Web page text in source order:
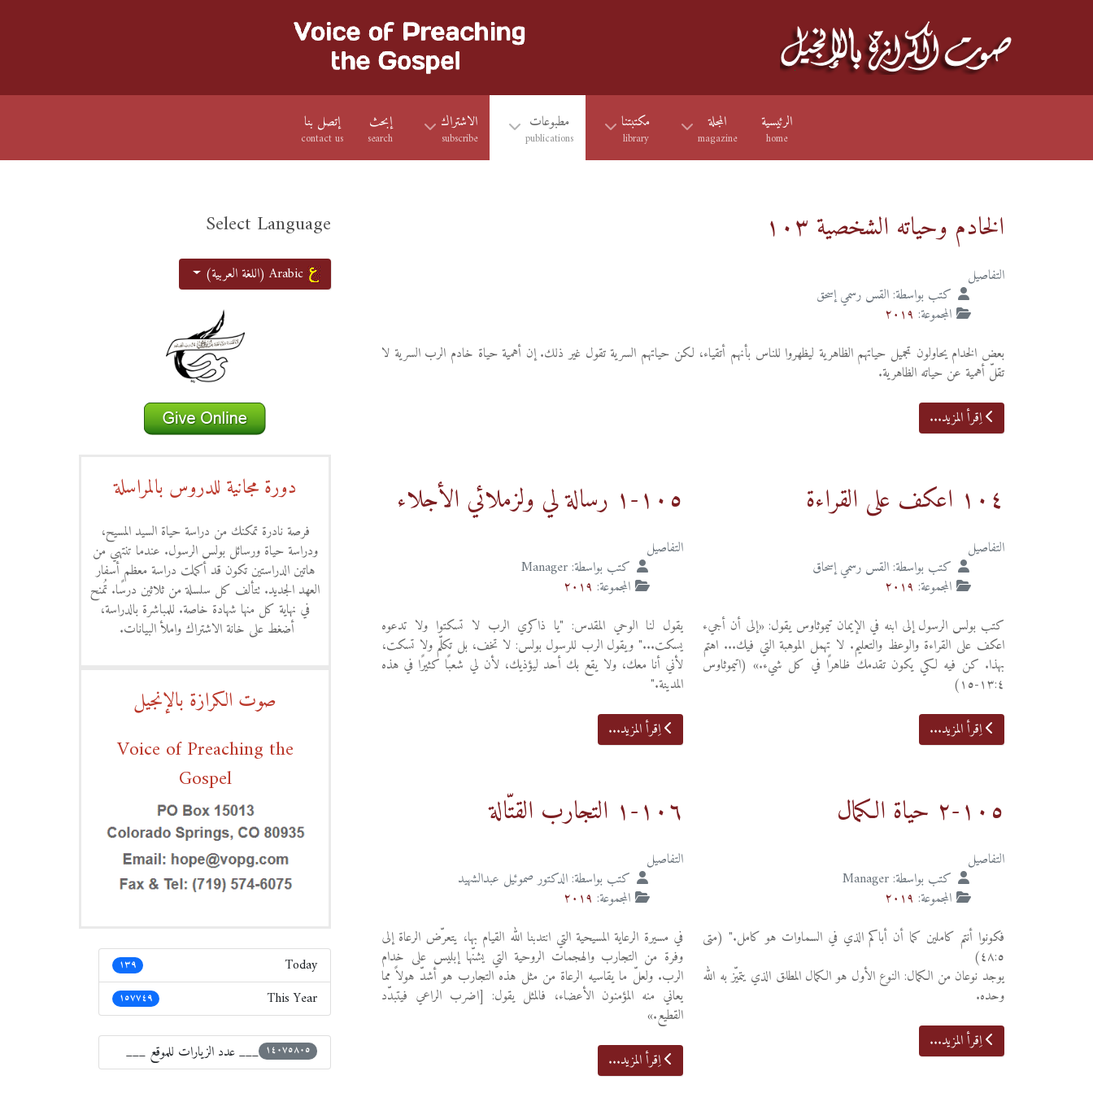
الرئيسية
home
المجلة
magazine
مكتبتنا
library
مطبوعات
publications
الاشتراك
subscribe
إبحث
search
إتصل بنا
contact us
الخادم وحياته الشخصية ١٠٣
التفاصيل
كتب بواسطة: القس رسمي إسحق
المجموعة: ٢٠١٩
بعض الخدام يحاولون تجميل حياتهم الظاهرية ليظهروا للناس بأنهم أتقياء، لكن حياتهم السرية تقول غير ذلك. إن أهمية حياة خادم الرب السرية لا
تقلّ أهمية عن حياته الظاهرية.
اِقرأ المزيد...
١٠٤ اعكف على القراءة
التفاصيل
كتب بواسطة: القس رسمي إسحاق
المجموعة: ٢٠١٩
كتب بولس الرسول إلى ابنه في الإيمان تيموثاوس يقول: «إلى أن أجيء
اعكف على القراءة والوعظ والتعليم. لا تهمل الموهبة التي فيك... اهتم
بهذا. كن فيه لكي يكون تقدمك ظاهرًا في كل شيء.» (اتيموثاوس
١٣:٤-١٥)
اِقرأ المزيد...
١٠٥-١ رسالة لي ولزملائي الأجلاء
التفاصيل
كتب بواسطة: Manager
المجموعة: ٢٠١٩
يقول لنا الوحي المقدس: "يا ذاكري الرب لا تسكتوا ولا تدعوه
يسكت..." ويقول الرب للرسول بولس: لا تخف، بل تكلّم ولا تسكت،
لأني أنا معك، ولا يقع بك أحد ليؤذيك، لأن لي شعبًا كثيرًا في هذه
المدينة."
اِقرأ المزيد...
١٠٥-٢ حياة الكمال
التفاصيل
كتب بواسطة: Manager
المجموعة: ٢٠١٩
فكونوا أنتم كاملين كما أن أباكم الذي في السماوات هو كامل." (متى
٤٨:٥)
يوجد نوعان من الكمال: النوع الأول هو الكمال المطلق الذي يتميّز به الله
وحده.
اِقرأ المزيد...
١٠٦-١ التجارب القتّالة
التفاصيل
كتب بواسطة: الدكتور صموئيل عبدالشهيد
المجموعة: ٢٠١٩
في مسيرة الرعاية المسيحية التي انتدبنا الله القيام بها، يتعرّض الرعاة إلى
وفرة من التجارب والهجمات الروحية التي يشنّها إبليس على خدام
الرب. ولعلّ ما يقاسيه الرعاة من مثل هذه التجارب هو أشدّ هولاً مما
يعاني منه المؤمنون الأعضاء، فالمثل يقول: [اضرب الراعي فيتبدّد
القطيع.»
اِقرأ المزيد...
Select Language
اختر لغتك
Arabic (اللغة العربية)
دورة مجانية للدروس بالمراسلة
فرصة نادرة تمكنك من دراسة حياة السيد المسيح،
ودراسة حياة ورسائل بولس الرسول. عندما تنتهي من
هاتين الدراستين تكون قد أكملت دراسة معظم أسفار
العهد الجديد. تتألف كل سلسلة من ثلاثين درسًا. تُمنح
في نهاية كل منها شهادة خاصة. للمباشرة بالدراسة،
أضغط على خانة الاشتراك واملأ البيانات.
صوت الكرازة بالإنجيل
Voice of Preaching the
Gospel
Today ١٣٩
This Year ١٥٧٧٤٩
___ عدد الزيارات للموقع ___ ١٤٠٧٥٨٠٥